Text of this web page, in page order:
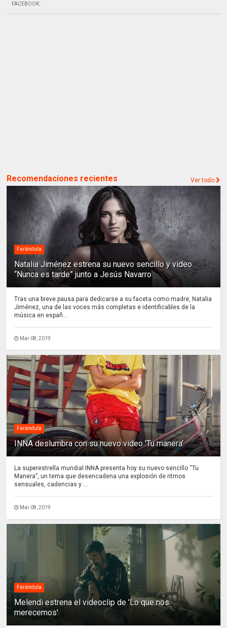
FACEBOOK:
Recomendaciones recientes Ver todo
Farándula
Natalia Jiménez estrena su nuevo sencillo y video
“Nunca es tarde” junto a Jesús Navarro
Tras una breve pausa para dedicarse a su faceta como madre, Natalia
Jiménez, una de las voces más completas e identificables de la
música en españ...
Mar 08, 2019
Farándula
INNA deslumbra con su nuevo video 'Tu manera'
La superestrella mundial INNA presenta hoy su nuevo sencillo “Tu
Manera”, un tema que desencadena una explosión de ritmos
sensuales, cadencias y ...
Mar 08, 2019
Farándula
Melendi estrena el videoclip de 'Lo que nos
merecemos'